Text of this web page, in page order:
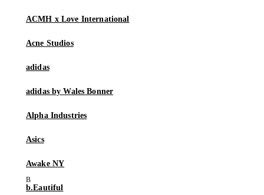
ACMH x Love International
Acne Studios
adidas
adidas by Wales Bonner
Alpha Industries
Asics
Awake NY
b.Eautiful